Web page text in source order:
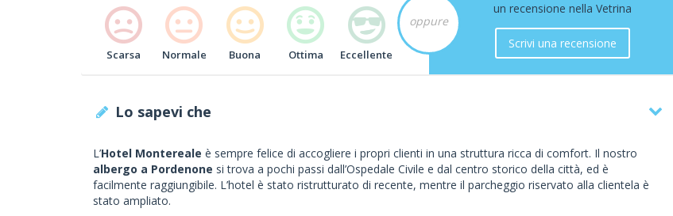
Scarsa Normale Buona Ottima Eccellente
oppure
un recensione nella Vetrina
Scrivi una recensione
Lo sapevi che
L’Hotel Montereale è sempre felice di accogliere i propri clienti in una struttura ricca di comfort. Il nostro
albergo a Pordenone si trova a pochi passi dall’Ospedale Civile e dal centro storico della città, ed è
facilmente raggiungibile. L’hotel è stato ristrutturato di recente, mentre il parcheggio riservato alla clientela è
stato ampliato.